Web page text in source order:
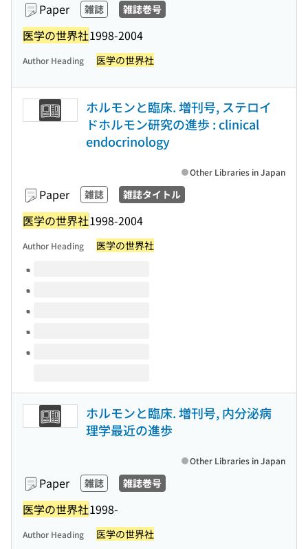
Paper 雑誌 雑誌巻号
医学の世界社1998-2004
Author Heading 医学の世界社
ホルモンと臨床. 増刊号, ステロイ
ドホルモン研究の進歩 : clinical
endocrinology
Paper 雑誌 雑誌タイトル
医学の世界社1998-2004
Other Libraries in Japan
Author Heading 医学の世界社
Volumes of this title
ホルモンと臨床. 増刊号, 内分泌病
理学最近の進歩
Paper 雑誌 雑誌巻号
医学の世界社1998-
Other Libraries in Japan
Author Heading 医学の世界社